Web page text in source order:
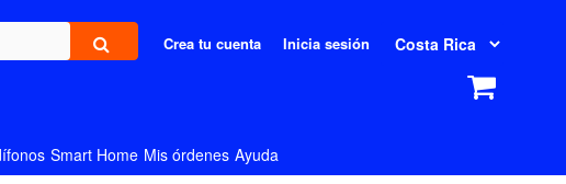
Crea tu cuenta Inicia sesión
Smart Home Mis órdenes Ayuda